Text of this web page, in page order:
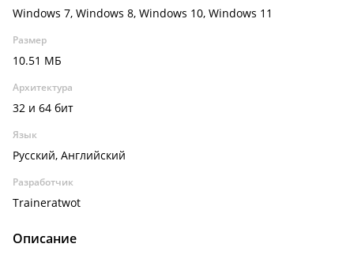
Windows 7, Windows 8, Windows 10, Windows 11
Размер
10.51 МБ
Архитектура
32 и 64 бит
Язык
Русский, Английский
Разработчик
Traineratwot
Описание